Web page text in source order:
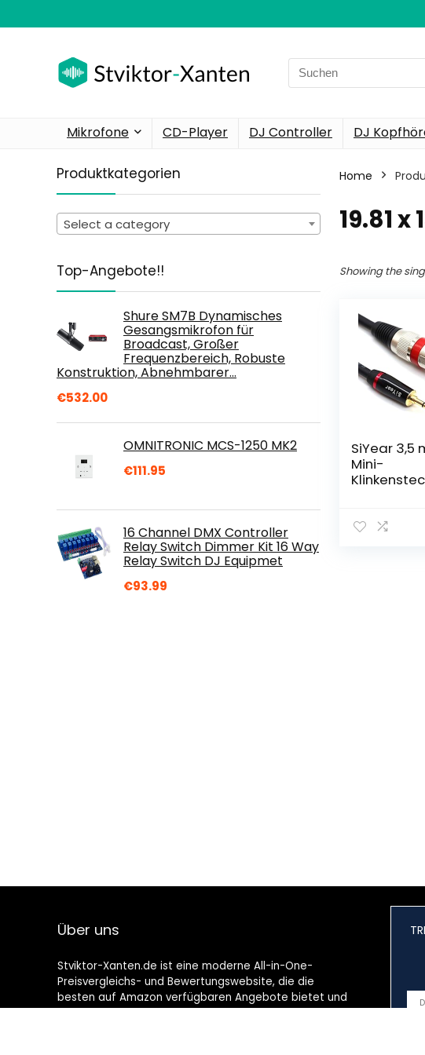
Search
for:
Mikrofone CD-Player DJ Controller DJ
Produktkategorien
Select a category
Top-Angebote!!
Shure SM7B Dynamisches
Gesangsmikrofon für
Broadcast, Großer
Frequenzbereich, Robuste
Konstruktion, Abnehmbarer…
€532.00
OMNITRONIC MCS-1250 MK2
€111.95
16 Channel DMX Controller
Relay Switch Dimmer Kit 16 Way
Relay Switch DJ Equipmet
€93.99
Home
‎19.81 x
Showing the
SiYear 3,5
Mini-
Über uns
Stviktor-Xanten.de ist eine moderne All-in-One-
Preisvergleichs- und Bewertungswebsite, die die
besten auf Amazon verfügbaren Angebote bietet und
Sie durch die neuesten hinzugefügten Blogs auf dem